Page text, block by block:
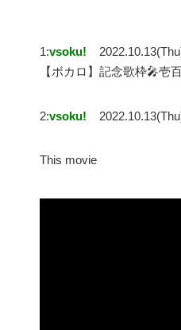
1:vsoku!
【ボカロ】記念歌枠🎤壱
2:vsoku!
This movie